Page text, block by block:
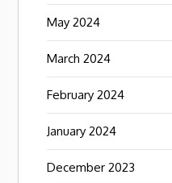
May 2024
March 2024
February 2024
January 2024
December 2023